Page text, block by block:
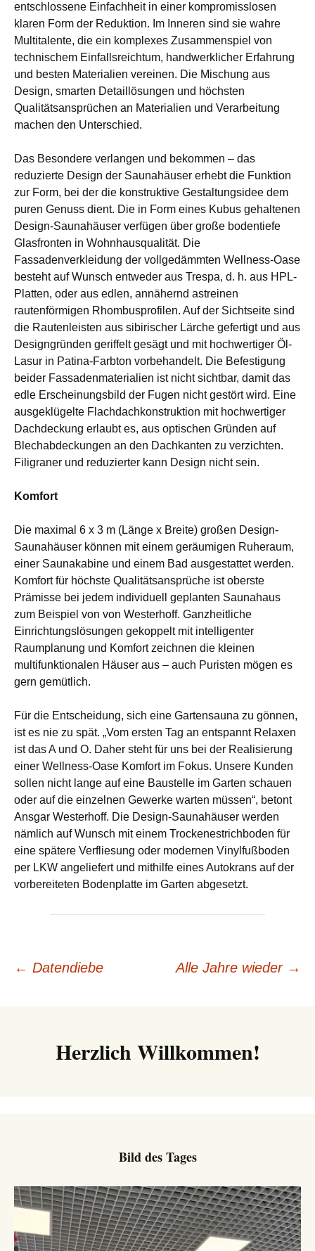
entschlossene Einfachheit in einer kompromisslosen
klaren Form der Reduktion. Im Inneren sind sie wahre
Multitalente, die ein komplexes Zusammenspiel von
technischem Einfallsreichtum, handwerklicher Erfahrung
und besten Materialien vereinen. Die Mischung aus
Design, smarten Detaillösungen und höchsten
Qualitätsansprüchen an Materialien und Verarbeitung
machen den Unterschied.
Das Besondere verlangen und bekommen – das
reduzierte Design der Saunahäuser erhebt die Funktion
zur Form, bei der die konstruktive Gestaltungsidee dem
puren Genuss dient. Die in Form eines Kubus gehaltenen
Design-Saunahäuser verfügen über große bodentiefe
Glasfronten in Wohnhausqualität. Die
Fassadenverkleidung der vollgedämmten Wellness-Oase
besteht auf Wunsch entweder aus Trespa, d. h. aus HPL-
Platten, oder aus edlen, annähernd astreinen
rautenförmigen Rhombusprofilen. Auf der Sichtseite sind
die Rautenleisten aus sibirischer Lärche gefertigt und aus
Designgründen geriffelt gesägt und mit hochwertiger Öl-
Lasur in Patina-Farbton vorbehandelt. Die Befestigung
beider Fassadenmaterialien ist nicht sichtbar, damit das
edle Erscheinungsbild der Fugen nicht gestört wird. Eine
ausgeklügelte Flachdachkonstruktion mit hochwertiger
Dachdeckung erlaubt es, aus optischen Gründen auf
Blechabdeckungen an den Dachkanten zu verzichten.
Filigraner und reduzierter kann Design nicht sein.
Komfort
Die maximal 6 x 3 m (Länge x Breite) großen Design-
Saunahäuser können mit einem geräumigen Ruheraum,
einer Saunakabine und einem Bad ausgestattet werden.
Komfort für höchste Qualitätsansprüche ist oberste
Prämisse bei jedem individuell geplanten Saunahaus
zum Beispiel von von Westerhoff. Ganzheitliche
Einrichtungslösungen gekoppelt mit intelligenter
Raumplanung und Komfort zeichnen die kleinen
multifunktionalen Häuser aus – auch Puristen mögen es
gern gemütlich.
Für die Entscheidung, sich eine Gartensauna zu gönnen,
ist es nie zu spät. „Vom ersten Tag an entspannt Relaxen
ist das A und O. Daher steht für uns bei der Realisierung
einer Wellness-Oase Komfort im Fokus. Unsere Kunden
sollen nicht lange auf eine Baustelle im Garten schauen
oder auf die einzelnen Gewerke warten müssen“, betont
Ansgar Westerhoff. Die Design-Saunahäuser werden
nämlich auf Wunsch mit einem Trockenestrichboden für
eine spätere Verfliesung oder modernen Vinylfußboden
per LKW angeliefert und mithilfe eines Autokrans auf der
vorbereiteten Bodenplatte im Garten abgesetzt.
Beitrags-
← Datendiebe Alle Jahre wieder →
Herzlich Willkommen!
Bild des Tages